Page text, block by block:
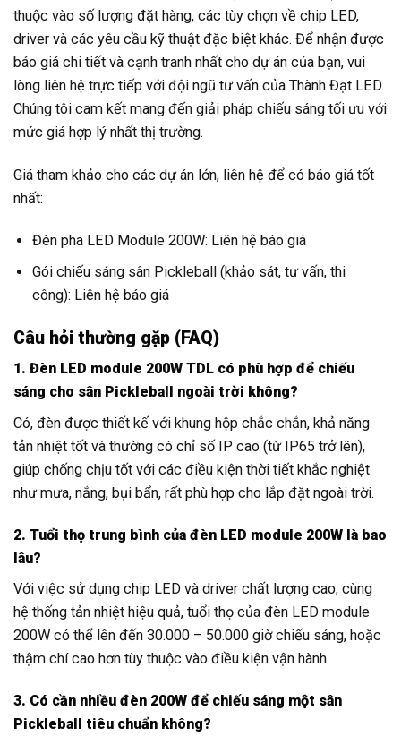
thuộc vào số lượng đặt hàng, các tùy chọn về chip LED,
driver và các yêu cầu kỹ thuật đặc biệt khác. Để nhận được
báo giá chi tiết và cạnh tranh nhất cho dự án của bạn, vui
lòng liên hệ trực tiếp với đội ngũ tư vấn của Thành Đạt LED.
Chúng tôi cam kết mang đến giải pháp chiếu sáng tối ưu với
mức giá hợp lý nhất thị trường.
Giá tham khảo cho các dự án lớn, liên hệ để có báo giá tốt
nhất:
Đèn pha LED Module 200W: Liên hệ báo giá
Gói chiếu sáng sân Pickleball (khảo sát, tư vấn, thi
công): Liên hệ báo giá
Câu hỏi thường gặp (FAQ)
1. Đèn LED module 200W TDL có phù hợp để chiếu
sáng cho sân Pickleball ngoài trời không?
Có, đèn được thiết kế với khung hộp chắc chắn, khả năng
tản nhiệt tốt và thường có chỉ số IP cao (từ IP65 trở lên),
giúp chống chịu tốt với các điều kiện thời tiết khắc nghiệt
như mưa, nắng, bụi bẩn, rất phù hợp cho lắp đặt ngoài trời.
2. Tuổi thọ trung bình của đèn LED module 200W là bao
lâu?
Với việc sử dụng chip LED và driver chất lượng cao, cùng
hệ thống tản nhiệt hiệu quả, tuổi thọ của đèn LED module
200W có thể lên đến 30.000 – 50.000 giờ chiếu sáng, hoặc
thậm chí cao hơn tùy thuộc vào điều kiện vận hành.
3. Có cần nhiều đèn 200W để chiếu sáng một sân
Pickleball tiêu chuẩn không?